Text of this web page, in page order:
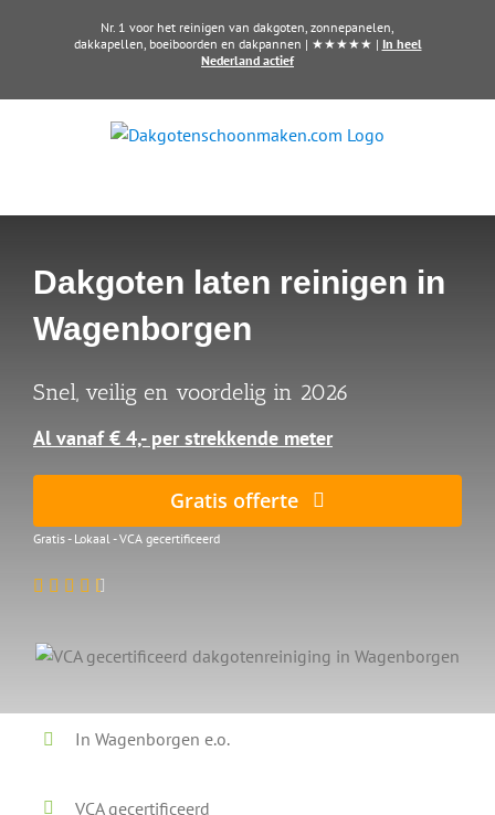
Nr. 1 voor het reinigen van dakgoten, zonnepanelen,
dakkapellen, boeiboorden en dakpannen | ★★★★★ | In heel
Nederland actief
Dakgoten laten reinigen in
Wagenborgen
Snel, veilig en voordelig in 2026
Al vanaf € 4,- per strekkende meter
Gratis offerte
Gratis - Lokaal - VCA gecertificeerd
In Wagenborgen e.o.
VCA gecertificeerd